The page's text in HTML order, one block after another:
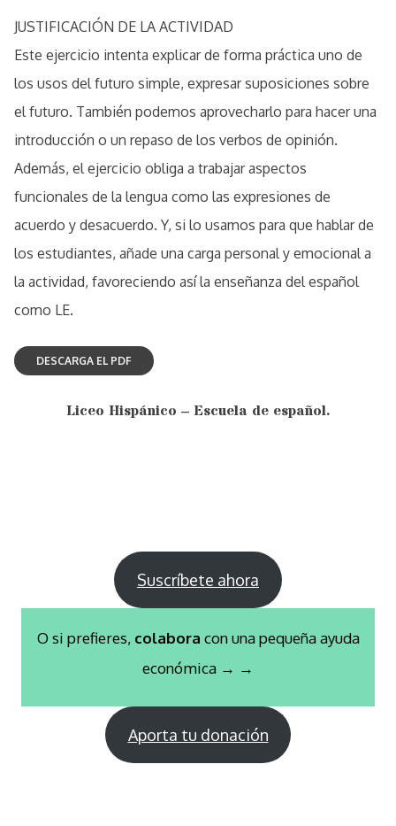
JUSTIFICACIÓN DE LA ACTIVIDAD
Este ejercicio intenta explicar de forma práctica uno de
los usos del futuro simple, expresar suposiciones sobre
el futuro. También podemos aprovecharlo para hacer una
introducción o un repaso de los verbos de opinión.
Además, el ejercicio obliga a trabajar aspectos
funcionales de la lengua como las expresiones de
acuerdo y desacuerdo. Y, si lo usamos para que hablar de
los estudiantes, añade una carga personal y emocional a
la actividad, favoreciendo así la enseñanza del español
como LE.
Liceo Hispánico – Escuela de español.
Suscríbete ahora
O si prefieres, colabora con una pequeña ayuda
económica → →
Aporta tu donación